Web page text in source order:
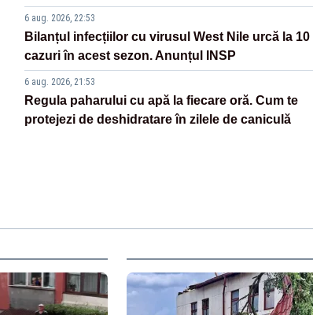
6 aug. 2026, 22:53
Bilanțul infecțiilor cu virusul West Nile urcă la 10
cazuri în acest sezon. Anunțul INSP
6 aug. 2026, 21:53
Regula paharului cu apă la fiecare oră. Cum te
protejezi de deshidratare în zilele de caniculă